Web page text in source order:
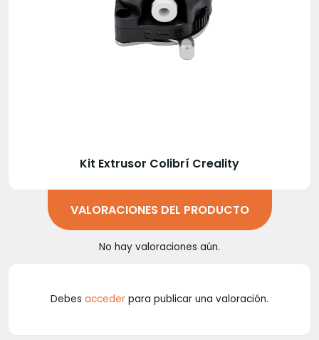
Kit Extrusor Colibrí Creality
VALORACIONES DEL PRODUCTO
No hay valoraciones aún.
Debes acceder para publicar una valoración.